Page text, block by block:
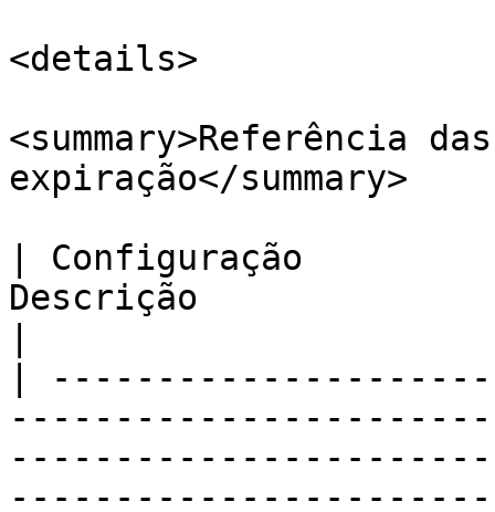
<details>
<summary>Referência
expiração</summary>
| Configuração
Descrição
|